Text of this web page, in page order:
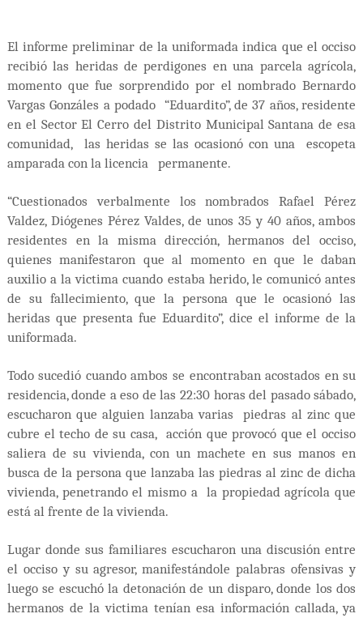
El informe preliminar de la uniformada indica que el occiso
recibió las heridas de perdigones en una parcela agrícola,
momento que fue sorprendido por el nombrado Bernardo
Vargas Gonzáles a podado “Eduardito”, de 37 años, residente
en el Sector El Cerro del Distrito Municipal Santana de esa
comunidad, las heridas se las ocasionó con una escopeta
amparada con la licencia permanente.
“Cuestionados verbalmente los nombrados Rafael Pérez
Valdez, Diógenes Pérez Valdes, de unos 35 y 40 años, ambos
residentes en la misma dirección, hermanos del occiso,
quienes manifestaron que al momento en que le daban
auxilio a la victima cuando estaba herido, le comunicó antes
de su fallecimiento, que la persona que le ocasionó las
heridas que presenta fue Eduardito”, dice el informe de la
uniformada.
Todo sucedió cuando ambos se encontraban acostados en su
residencia, donde a eso de las 22:30 horas del pasado sábado,
escucharon que alguien lanzaba varias piedras al zinc que
cubre el techo de su casa, acción que provocó que el occiso
saliera de su vivienda, con un machete en sus manos en
busca de la persona que lanzaba las piedras al zinc de dicha
vivienda, penetrando el mismo a la propiedad agrícola que
está al frente de la vivienda.
Lugar donde sus familiares escucharon una discusión entre
el occiso y su agresor, manifestándole palabras ofensivas y
luego se escuchó la detonación de un disparo, donde los dos
hermanos de la victima tenían esa información callada, ya